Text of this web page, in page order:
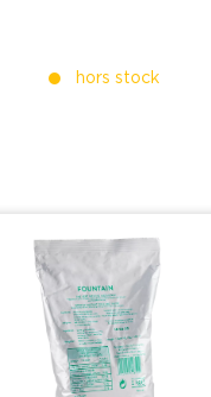
hors stock